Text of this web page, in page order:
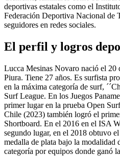
deportivas estatales como el
Federación Deportiva Nacional de
seguidores en redes sociales.
El perfil y logros
Lucca Mesinas Novaro nació el 20
Piura. Tiene 27 años. Es surfista
en la máxima categoría de surf,
Surf League. En los Juegos
primer lugar en la prueba Open
Chile (2023) también logró el
Shortboard. En el 2016 en el ISA
segundo lugar, en el 2018 obtuvo
medalla de plata bajo la modalidad
categoría por equipos donde ganó